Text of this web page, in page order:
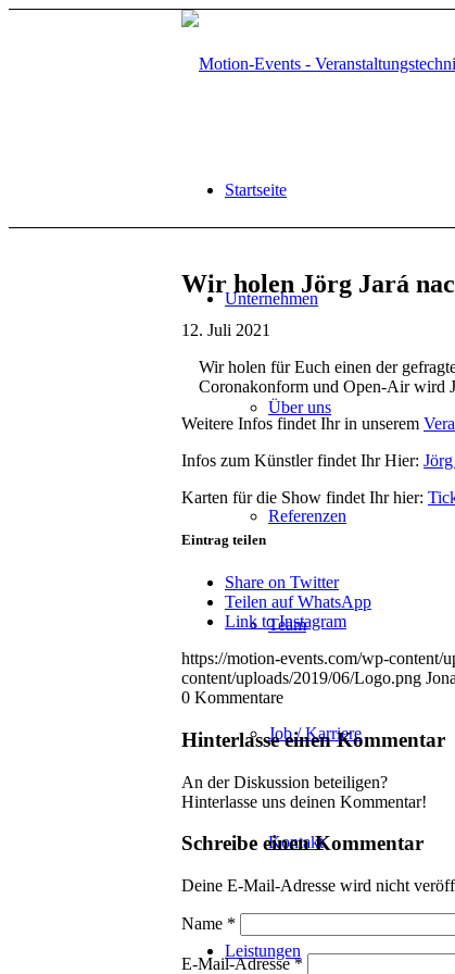
Startseite
Unternehmen
Über uns
Referenzen
Team
Job / Karriere
Kontakt
Leistungen
Wir holen Jörg Jará
12. Juli 2021
Wir holen für Euch einen der
Coronakonform und Open-Air wird
Weitere Infos findet Ihr in unserem
Infos zum Künstler findet Ihr Hier: Jörg
Karten für die Show findet Ihr hier:
Eintrag teilen
Share on Twitter
Teilen auf WhatsApp
Link to Instagram
https://motion-events.com/wp-content/
content/uploads/2019/06/Logo.png
0 Kommentare
Hinterlasse einen Kommentar
An der Diskussion beteiligen?
Hinterlasse uns deinen Kommentar!
Schreibe einen Kommentar
Deine E-Mail-Adresse wird nicht
Name *
E-Mail-Adresse*